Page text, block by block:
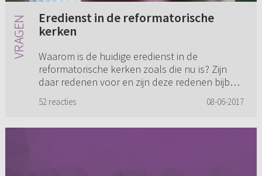
Eredienst in de reformatorische
kerken
Waarom is de huidige eredienst in de
reformatorische kerken zoals die nu is? Zijn
daar redenen voor en zijn deze redenen bijbels
nu een eenmansbediening en ...
52 reacties 08-06-2017